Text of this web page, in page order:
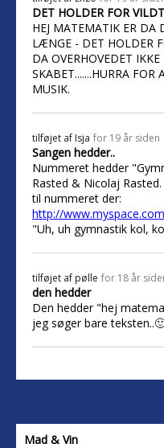
DET HOLDER FOR VILDT
HEJ MATEMATIK ER DA
LÆNGE - DET HOLDER
DA OVERHOVEDET
SKABET.......HURRA
MUSIK.
tilføjet af Isja for 19 år siden
Sangen hedder..
Nummeret hedder
Rasted & Nicolaj
til nummeret der:
http://
"Uh, uh gymnastik kol,
tilføjet af pølle for 18 år
den hedder
Den hedder "hej
jeg søger bare
Mad & Vin